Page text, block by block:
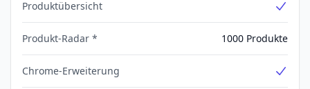
Produktübersicht
Produkt-Radar * 1000 Produkte
Chrome-Erweiterung